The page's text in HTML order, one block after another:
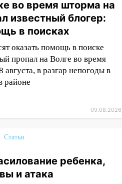
на улице Розы
дерево упало на
период
гороскоп
зодиака на
16 августа
области
град
бензин в
августа: список
во время шторма на
известный блогер:
в поисках
оказать помощь в поиске
пропал на Волге во время
в разгар непогоды в
районе
09.08.2026
Статьи
ребенка,
и атака